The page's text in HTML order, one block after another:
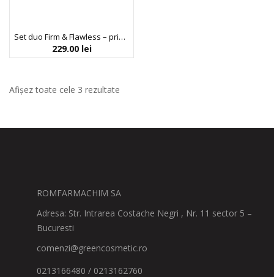
Set duo Firm & Flawless – primer, fond de ten, concealer Magic Touch, 30 ml & Super Serum 24K Gold & Peptide, 30 ml, BioBalance, 2 articole
229.00 lei
Afișez toate cele 3 rezultate
ROMFARMACHIM SA
Adresa: Str. Intrarea Costache Negri , Nr. 11 sector 5 –
Bucuresti
comenzi@greencosmetic.ro
0213166480 / 0213162760